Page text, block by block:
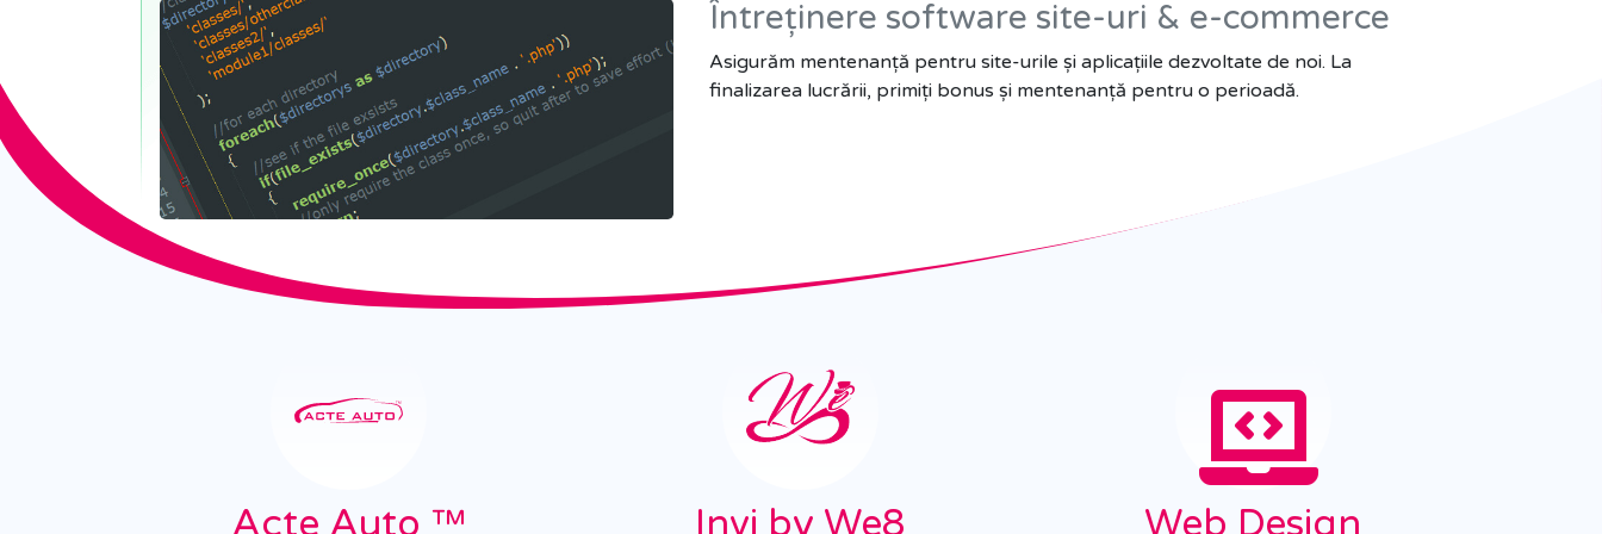
Întreținere software site-uri & e-commerce
Asigurăm mentenanță pentru site-urile și aplicațiile dezvoltate de noi. La
finalizarea lucrării, primiți bonus și mentenanță pentru o perioadă.
Acte Auto ™ Invi by We8 Web Design